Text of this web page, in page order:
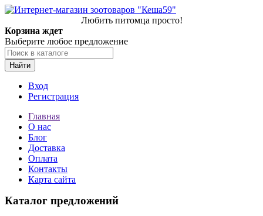
Любить питомца просто!
Корзина ждет
Выберите любое предложение
Найти
Вход
Регистрация
Главная
О нас
Блог
Доставка
Оплата
Контакты
Карта сайта
Каталог предложений